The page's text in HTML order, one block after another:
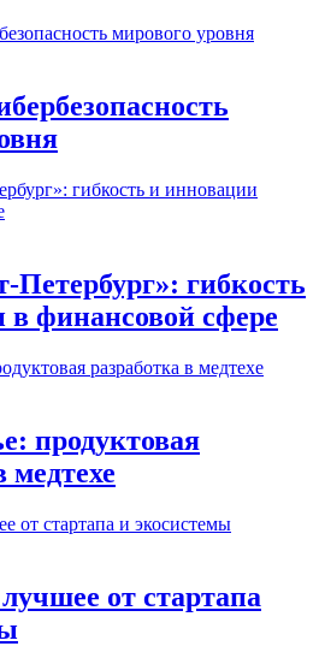
Петербург»: гибкость
в финансовой сфере
продуктовая
медтехе
от стартапа